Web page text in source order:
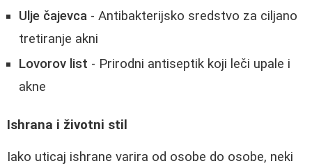
Ulje čajevca - Antibakterijsko sredstvo za ciljano
tretiranje akni
Lovorov list - Prirodni antiseptik koji leči upale i
akne
Ishrana i životni stil
Iako uticaj ishrane varira od osobe do osobe, neki